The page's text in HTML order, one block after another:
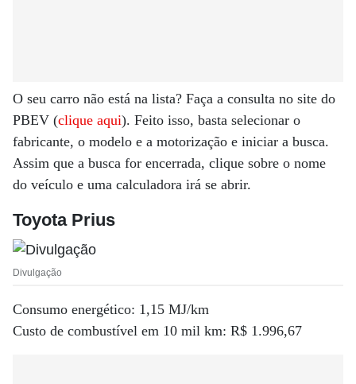
O seu carro não está na lista? Faça a consulta no site do
PBEV (clique aqui). Feito isso, basta selecionar o
fabricante, o modelo e a motorização e iniciar a busca.
Assim que a busca for encerrada, clique sobre o nome
do veículo e uma calculadora irá se abrir.
Toyota Prius
Divulgação
Consumo energético: 1,15 MJ/km
Custo de combustível em 10 mil km: R$ 1.996,67